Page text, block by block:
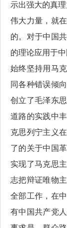
示出强大的真
伟大力量，就
的。对于中国
的理论应用于
始终坚持用马
同各种错误倾
创立了毛泽东
道路的实践中
克思列宁主义
了的关于中国
实现了马克思
志把辩证唯物
全部工作，在
有中国共产党